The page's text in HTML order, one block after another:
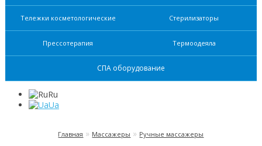
Тележки косметологические Стерилизаторы
Прессотерапия Термоодеяла
СПА оборудование
Ru
Ua
Главная » Массажеры » Ручные массажеры